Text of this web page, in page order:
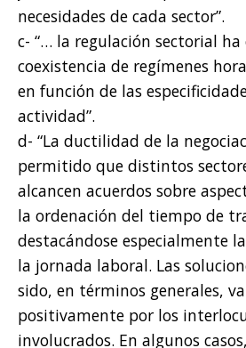
necesidades de cada sector”.
c- “… la regulación sectorial
coexistencia de regímenes
en función de las
actividad”.
d- “La ductilidad de la
permitido que distintos
alcancen acuerdos sobre
la ordenación del tiempo de
destacándose especialmente
la jornada laboral. Las
sido, en términos generales,
positivamente por los
involucrados. En algunos